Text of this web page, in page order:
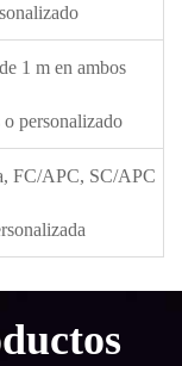
1 m en ambos
o personalizado
FC/APC, SC/APC